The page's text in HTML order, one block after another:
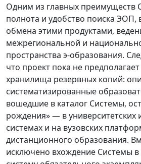
Одним из главных преимуществ
полнота и удобство поиска ЭОП,
обмена этими продуктами,
межрегиональной и
пространства э-образования.
что проект пока не
хранилища резервных копий:
систематизированные
вошедшие в каталог Системы,
рождения» — в
системах и на вузовских
дистанционного образования.
исключено вхождение Системы в